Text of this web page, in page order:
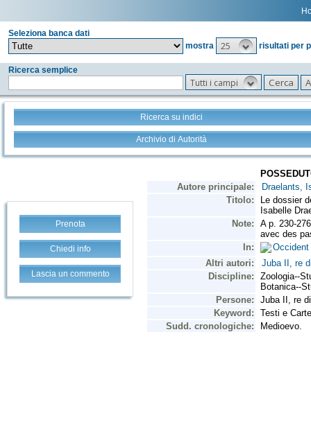
Seleziona banca dati
mostra
25 risultati per
Ricerca semplice
Tutti i campi
Ricerca su indici
Archivio di Autorità
Prenota
Chiedi info
Lascia un commento